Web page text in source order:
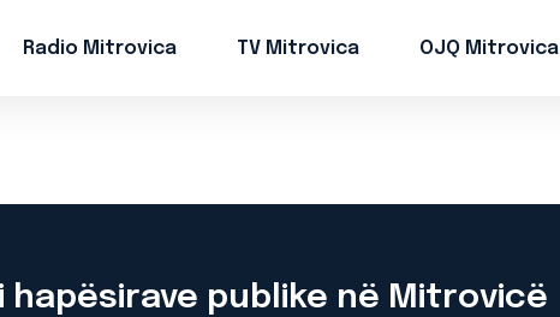
Radio Mitrovica TV Mitrovica OJQ Mitrovica
hapësirave publike në Mitrovicë